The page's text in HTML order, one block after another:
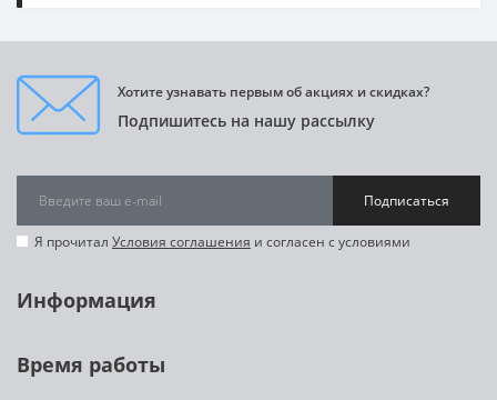
Хотите узнавать первым об акциях и скидках?
Подпишитесь на нашу рассылку
Подписаться
Я прочитал Условия соглашения и согласен с условиями
Информация
Время работы